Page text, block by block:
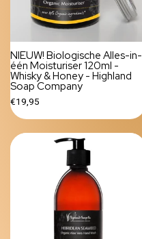
NIEUW! Biologische Alles-in-
één Moisturiser 120ml -
Whisky & Honey - Highland
Soap Company
€19,95